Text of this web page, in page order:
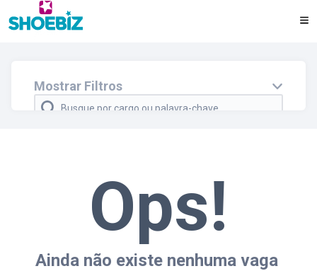
REDES SOCIAIS
VALORES
Mostrar Filtros
Ops!
Ainda não existe nenhuma vaga